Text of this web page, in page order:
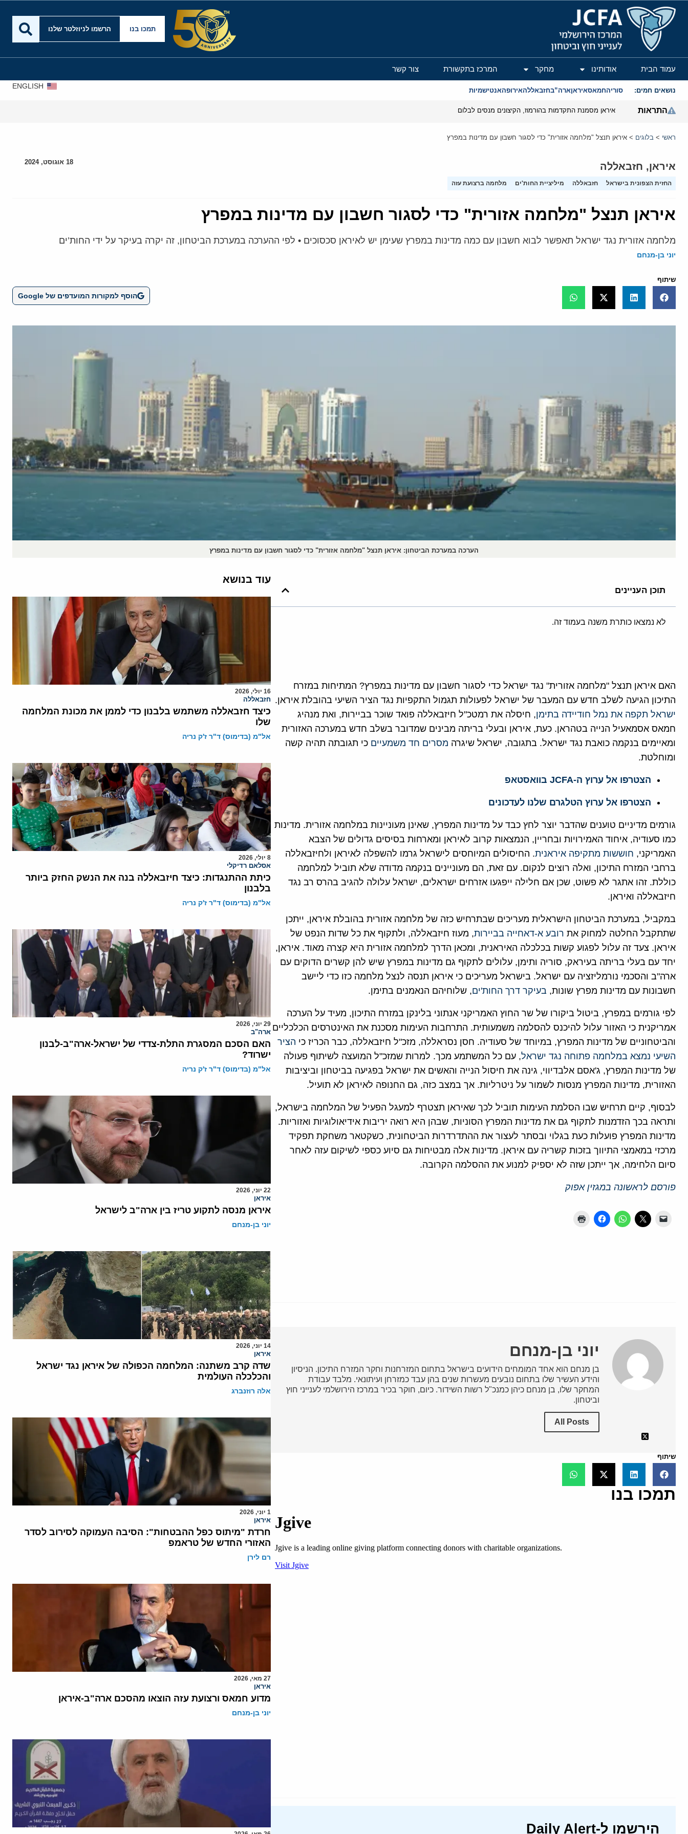
המרכז הירושלמי לענייני חוץ וביטחון
תמכו בנו הרשמו לניוזלטר שלנו
עמוד הבית אודותינו מחקר המרכז בתקשורת צור קשר
נושאים חמים: סוריהחמאסאיראןארה”בחזבאללהאירופהאנטישמיות
ENGLISH
התראות איראן מסמנת התקדמות בהורמוז, הקיצונים מנסים לבלום
ראשי > בלוגים > איראן תנצל "מלחמה אזורית" כדי לסגור חשבון עם מדינות במפרץ
איראן, חזבאללה
החזית הצפונית בישראל חזבאללה מיליציית החות'ים מלחמה ברצועת עזה
18 אוגוסט, 2024
איראן תנצל "מלחמה אזורית" כדי לסגור חשבון עם מדינות במפרץ
מלחמה אזורית נגד ישראל תאפשר לבוא חשבון עם כמה מדינות במפרץ שעימן יש לאיראן סכסוכים • לפי ההערכה במערכת הביטחון, זה יקרה בעיקר על ידי החות’ים
יוני בן-מנחם
שיתוף
הוסף למקורות המועדפים של Google
הערכה במערכת הביטחון: איראן תנצל "מלחמה אזורית" כדי לסגור חשבון עם מדינות במפרץ
תוכן העניינים
לא נמצאו כותרת משנה בעמוד זה.
האם איראן תנצל "מלחמה אזורית" נגד ישראל כדי לסגור חשבון עם מדינות במפרץ? המתיחות במזרח
התיכון הגיעה לשלב חדש עם המעבר של ישראל לפעולות תגמול התקפיות נגד הציר השיעי בהובלת איראן.
ישראל תקפה את נמל חודיידה בתימן, חיסלה את רמטכ"ל חיזבאללה פואד שוכר בביירות, ואת מנהיג
חמאס אסמאעיל הנייה בטהראן. כעת, איראן ובעלי בריתה מבינים שמדובר בשלב חדש במערכה האזורית
ומאיימים בנקמה כואבת נגד ישראל. בתגובה, ישראל שיגרה מסרים חד משמעיים כי תגובתה תהיה קשה
ומוחלטת.
הצטרפו אל ערוץ ה-JCFA בוואסטאפ
הצטרפו אל ערוץ הטלגרם שלנו לעדכונים
גורמים מדיניים טוענים שהדבר יוצר לחץ כבד על מדינות המפרץ, שאינן מעוניינות במלחמה אזורית. מדינות
כמו סעודיה, איחוד האמירויות ובחריין, הנמצאות קרוב לאיראן ומארחות בסיסים גדולים של הצבא
האמריקני, חוששות מתקיפה איראנית. החיסולים המיוחסים לישראל גרמו להשפלה לאיראן ולחיזבאללה
ברחבי המזרח התיכון, ואלה רוצים לנקום. עם זאת, הם מעוניינים בנקמה מדודה שלא תוביל למלחמה
כוללת. זהו אתגר לא פשוט, שכן אם חלילה ייפגעו אזרחים ישראלים, ישראל עלולה להגיב בהרס רב נגד
חיזבאללה ואיראן.
במקביל, במערכת הביטחון הישראלית מעריכים שבתרחיש כזה של מלחמה אזורית בהובלת איראן, ייתכן
שתתקבל החלטה למחוק את רובע א-דאחייה בביירות, מעוז חיזבאללה, ולתקוף את כל שדות הנפט של
איראן. צעד זה עלול לפגוע קשות בכלכלה האיראנית, ומכאן הדרך למלחמה אזורית היא קצרה מאוד. איראן,
יחד עם בעלי בריתה בעיראק, סוריה ותימן, עלולים לתקוף גם מדינות במפרץ שיש להן קשרים הדוקים עם
ארה"ב והסכמי נורמליזציה עם ישראל. בישראל מעריכים כי איראן תנסה לנצל מלחמה כזו כדי ליישב
חשבונות עם מדינות מפרץ שונות, בעיקר דרך החות'ים, שלוחיהם הנאמנים בתימן.
לפי גורמים במפרץ, ביטול ביקורו של שר החוץ האמריקני אנתוני בלינקן במזרח התיכון, מעיד על הערכה
אמריקנית כי האזור עלול להיכנס להסלמה משמעותית. התרחבות העימות מסכנת את האינטרסים הכלכליים
והביטחוניים של מדינות המפרץ, במיוחד של סעודיה. חסן נסראללה, מזכ"ל חיזבאללה, כבר הכריז כי הציר
השיעי נמצא במלחמה פתוחה נגד ישראל, עם כל המשתמע מכך. למרות שמזכ"ל המועצה לשיתוף פעולה
של מדינות המפרץ, ג'אסם אלבדיווי, גינה את חיסול הנייה והאשים את ישראל בפגיעה בביטחון וביציבות
האזורית, מדינות המפרץ מנסות לשמור על ניטרליות. אך במצב כזה, גם החנופה לאיראן לא תועיל.
לבסוף, קיים תרחיש שבו הסלמת העימות תוביל לכך שאיראן תצטרף למעגל הפעיל של המלחמה בישראל,
ותראה בכך הזדמנות לתקוף גם את מדינות המפרץ הסוניות, שבהן היא רואה יריבות אידיאולוגיות ואזוריות.
מדינות המפרץ פועלות כעת בגלוי ובסתר לעצור את ההתדרדרות הביטחונית, כשקטאר משחקת תפקיד
מרכזי במאמצי התיווך בזכות קשריה עם איראן. מדינות אלה מבטיחות גם סיוע כספי לשיקום עזה לאחר
סיום הלחימה, אך ייתכן שזה לא יספיק למנוע את ההסלמה הקרובה.
פורסם לראשונה במגזין אפוק
יוני בן-מנחם
בן מנחם הוא אחד המומחים הידועים בישראל בתחום המזרחנות וחקר המזרח התיכון. הניסיון
והידע העשיר שלו בתחום נובעים מעשרות שנים בהן עבד כמזרחן ועיתונאי. מלבד עבודת
המחקר שלו, בן מנחם כיהן כמנכ"ל רשות השידור. כיום, חוקר בכיר במרכז הירושלמי לענייני חוץ
וביטחון.
All Posts
שיתוף
תמכו בנו
הירשמו ל-Daily Alert
עוד בנושא
16 יולי, 2026
חזבאללה
כיצד חזבאללה משתמש בלבנון כדי לממן את מכונת המלחמה
שלו
אל"מ (בדימוס) ד"ר ז'ק נריה
8 יולי, 2026
אסלאם רדיקלי
כיתת ההתנגדות: כיצד חיזבאללה בנה את הנשק החזק ביותר
בלבנון
אל"מ (בדימוס) ד"ר ז'ק נריה
29 יוני, 2026
ארה"ב
האם הסכם המסגרת התלת-צדדי של ישראל-ארה"ב-לבנון
ישרוד?
אל"מ (בדימוס) ד"ר ז'ק נריה
22 יוני, 2026
איראן
איראן מנסה לתקוע טריז בין ארה"ב לישראל
יוני בן-מנחם
14 יוני, 2026
איראן
שדה קרב משתנה: המלחמה הכפולה של איראן נגד ישראל
והכלכלה העולמית
אלה רוזנברג
1 יוני, 2026
איראן
חרדת "מיתוס כפל ההבטחות": הסיבה העמוקה לסירוב לסדר
האזורי החדש של טראמפ
רם לירן
27 מאי, 2026
איראן
מדוע חמאס ורצועת עזה הוצאו מהסכם ארה"ב-איראן
יוני בן-מנחם